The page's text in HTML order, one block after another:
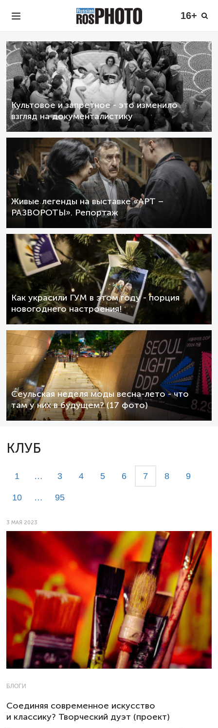
16+
Культовое и запретное - это изменило
взгляд на документалистику
Живые легенды на выставке «АРТ –
РАЗВОРОТЫ». Репортаж
Как украсили ГУМ в этом году - порция
новогоднего настроения!
Сеульская неделя моды весна-лето - что
там у них в будущем? (17 фото)
КЛУБ
1 … 3 4 5 6 7 8 9
10 … 95
3 МАЯ 2023
БЛОГИ
Соединяя современное искусство
и классику? Творческий дуэт (проект)